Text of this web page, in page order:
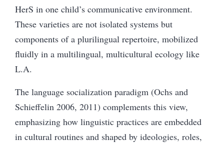
HerS in one child’s communicative environment.
These varieties are not isolated systems but
components of a plurilingual repertoire, mobilized
fluidly in a multilingual, multicultural ecology like
L.A.
The language socialization paradigm (Ochs and
Schieffelin 2006, 2011) complements this view,
emphasizing how linguistic practices are embedded
in cultural routines and shaped by ideologies, roles,